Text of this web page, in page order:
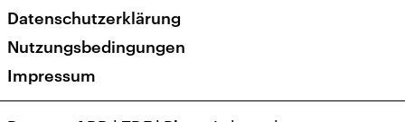
Presse
Karriere
Transparenz
Datenschutzerklärung
Nutzungsbedingungen
Impressum